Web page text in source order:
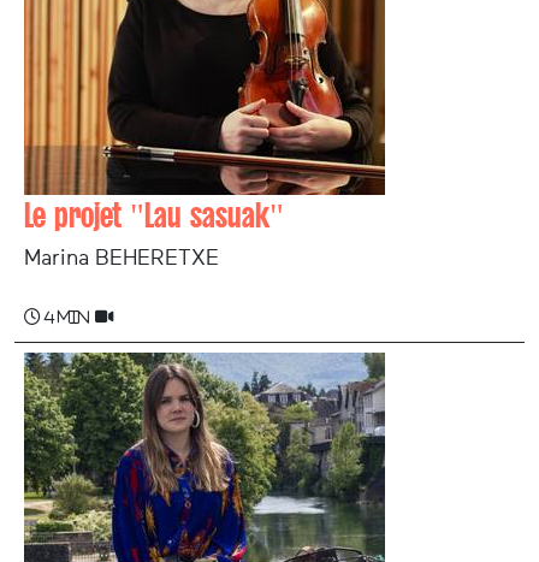
Le projet "Lau sasuak"
Marina BEHERETXE
4 min